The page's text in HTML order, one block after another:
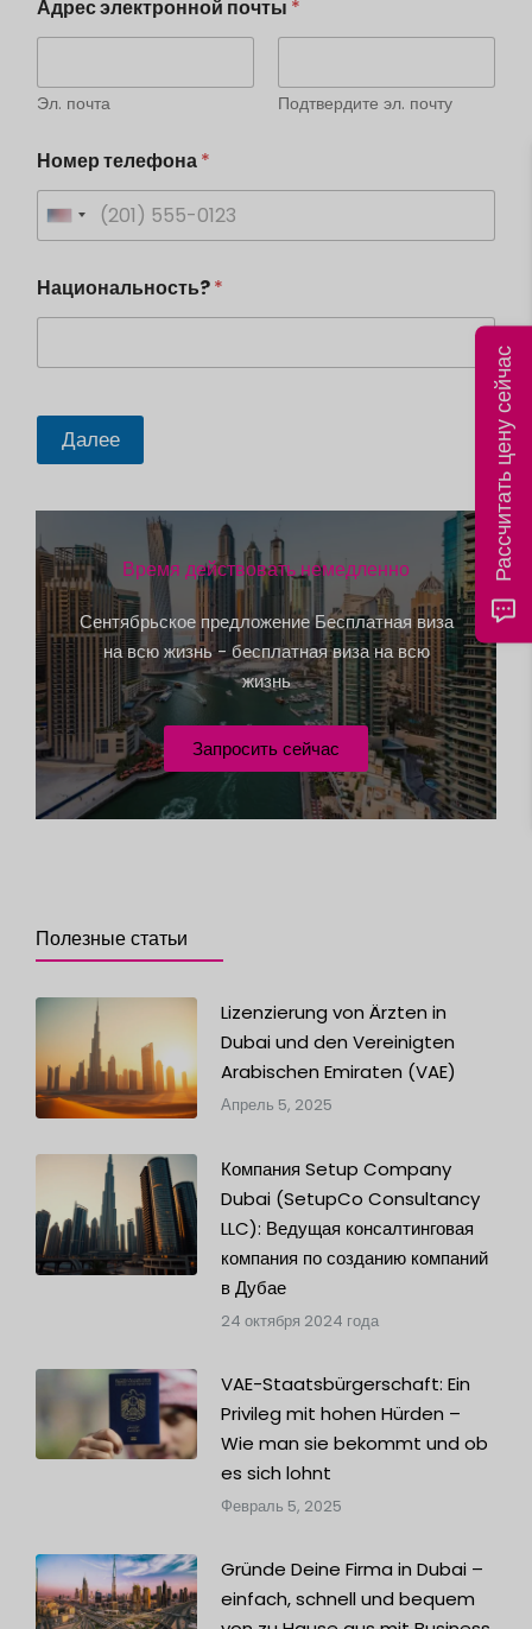
Адрес электронной почты *
Эл. почта Подтвердите эл. почту
Номер телефона*
U
i
t
e
s
+
1
Национальность?*
Далее
Время действовать немедленно
Сентябрьское предложение Бесплатная виза
на всю жизнь - бесплатная виза на всю
жизнь
Запросить сейчас
Полезные статьи
Lizenzierung von Ärzten in
Dubai und den Vereinigten
Arabischen Emiraten (VAE)
Апрель 5, 2025
Компания Setup Company
Dubai (SetupCo Consultancy
LLC): Ведущая консалтинговая
компания по созданию компаний
в Дубае
24 октября 2024 года
VAE-Staatsbürgerschaft: Ein
Privileg mit hohen Hürden –
Wie man sie bekommt und ob
es sich lohnt
Февраль 5, 2025
Gründe Deine Firma in Dubai –
einfach, schnell und bequem
Рассчитать цену сейчас